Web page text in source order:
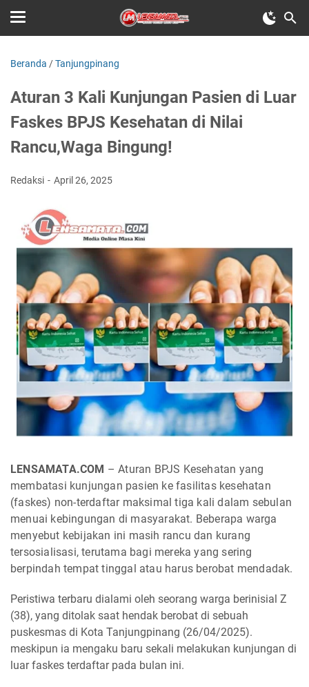
Beranda /Tanjungpinang
Aturan 3 Kali Kunjungan Pasien di Luar
Faskes BPJS Kesehatan di Nilai
Rancu,Waga Bingung!
Redaksi April 26, 2025
LENSAMATA.COM – Aturan BPJS Kesehatan yang
membatasi kunjungan pasien ke fasilitas kesehatan
(faskes) non-terdaftar maksimal tiga kali dalam sebulan
menuai kebingungan di masyarakat. Beberapa warga
menyebut kebijakan ini masih rancu dan kurang
tersosialisasi, terutama bagi mereka yang sering
berpindah tempat tinggal atau harus berobat mendadak.
Peristiwa terbaru dialami oleh seorang warga berinisial Z
(38), yang ditolak saat hendak berobat di sebuah
puskesmas di Kota Tanjungpinang (26/04/2025).
meskipun ia mengaku baru sekali melakukan kunjungan di
luar faskes terdaftar pada bulan ini.